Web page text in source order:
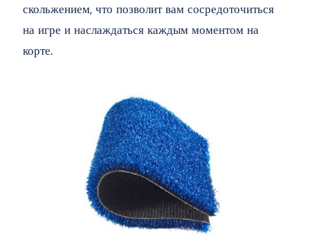
скольжением, что позволит вам сосредоточиться
на игре и наслаждаться каждым моментом на
корте.